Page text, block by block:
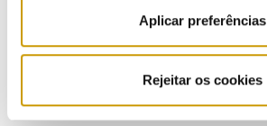
Aplicar preferências
Rejeitar os cookies
Agenda